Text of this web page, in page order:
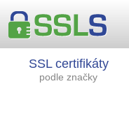
SSL certifikáty
podle značky